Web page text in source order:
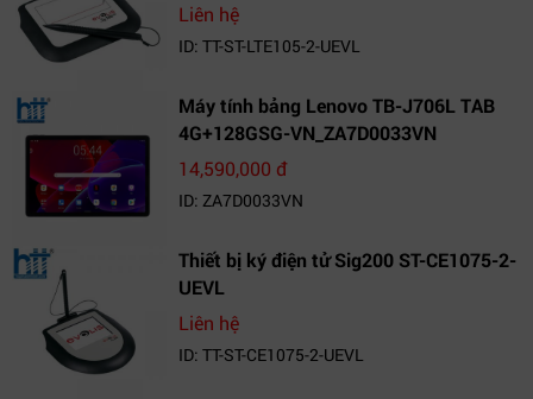
Liên hệ
ID: TT-ST-LTE105-2-UEVL
Máy tính bảng Lenovo TB-J706L TAB
4G+128GSG-VN_ZA7D0033VN
14,590,000 đ
ID: ZA7D0033VN
Thiết bị ký điện tử Sig200 ST-CE1075-2-
UEVL
Liên hệ
ID: TT-ST-CE1075-2-UEVL